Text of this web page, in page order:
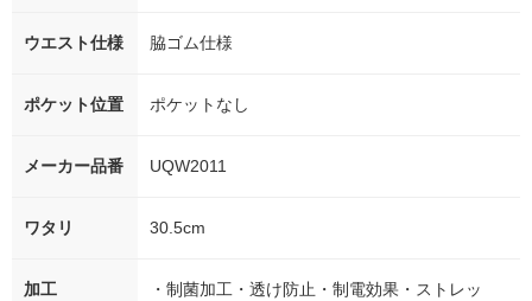
ウエスト仕様 脇ゴム仕様
ポケット位置 ポケットなし
メーカー品番 UQW2011
ワタリ 30.5cm
加工
・制菌加工・透け防止・制電効果・ストレッ